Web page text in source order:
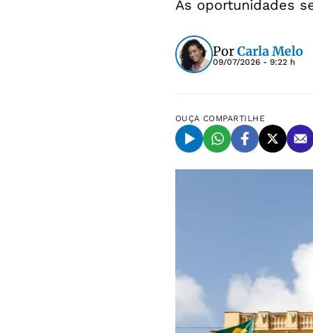
As oportunidades
PorCarla Melo
09/07/2026 - 9:22 h
OUÇA COMPARTILHE